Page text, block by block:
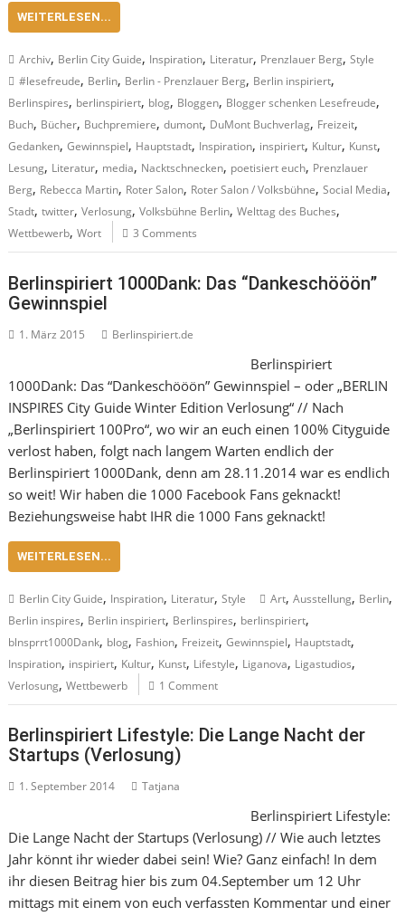
WEITERLESEN...
Archiv, Berlin City Guide, Inspiration, Literatur, Prenzlauer Berg,Style
#lesefreude, Berlin, Berlin - Prenzlauer Berg, Berlin inspiriert,
Berlinspires, berlinspiriert, blog, Bloggen, Blogger schenken Lesefreude,
Buch, Bücher, Buchpremiere,dumont, DuMont Buchverlag, Freizeit,
Gedanken,Gewinnspiel, Hauptstadt, Inspiration, inspiriert, Kultur, Kunst,
Lesung, Literatur, media, Nacktschnecken, poetisiert euch, Prenzlauer
Berg, Rebecca Martin, Roter Salon, Roter Salon / Volksbühne,Social Media,
Stadt,twitter,Verlosung,Volksbühne Berlin,Welttag des Buches,
Wettbewerb,Wort 3 Comments
Berlinspiriert 1000Dank: Das “Dankeschööön”
Gewinnspiel
1. März 2015 Berlinspiriert.de
Berlinspiriert
1000Dank: Das “Dankeschööön” Gewinnspiel – oder „BERLIN
INSPIRES City Guide Winter Edition Verlosung“ // Nach
„Berlinspiriert 100Pro“, wo wir an euch einen 100% Cityguide
verlost haben, folgt nach langem Warten endlich der
Berlinspiriert 1000Dank, denn am 28.11.2014 war es endlich
so weit! Wir haben die 1000 Facebook Fans geknackt!
Beziehungsweise habt IHR die 1000 Fans geknackt!
WEITERLESEN...
Berlin City Guide, Inspiration, Literatur,Style Art,Ausstellung, Berlin,
Berlin inspires, Berlin inspiriert, Berlinspires, berlinspiriert,
blnsprrt1000Dank, blog, Fashion, Freizeit,Gewinnspiel, Hauptstadt,
Inspiration, inspiriert, Kultur, Kunst, Lifestyle, Liganova, Ligastudios,
Verlosung,Wettbewerb 1 Comment
Berlinspiriert Lifestyle: Die Lange Nacht der
Startups (Verlosung)
1. September 2014 Tatjana
Berlinspiriert Lifestyle:
Die Lange Nacht der Startups (Verlosung) // Wie auch letztes
Jahr könnt ihr wieder dabei sein! Wie? Ganz einfach! In dem
ihr diesen Beitrag hier bis zum 04.September um 12 Uhr
mittags mit einem von euch verfassten Kommentar und einer